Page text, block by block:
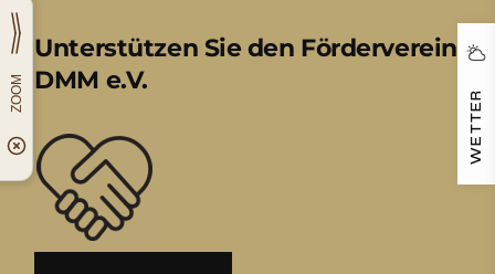
Unterstützen Sie den Förderverein
DMM e.V.
WETTER